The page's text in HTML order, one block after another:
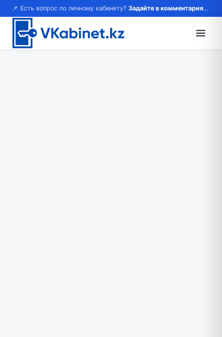
📌 Есть вопрос по личному кабинету? Задайте в комментариях — ответим!